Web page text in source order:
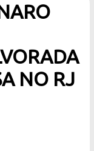
NO RJ